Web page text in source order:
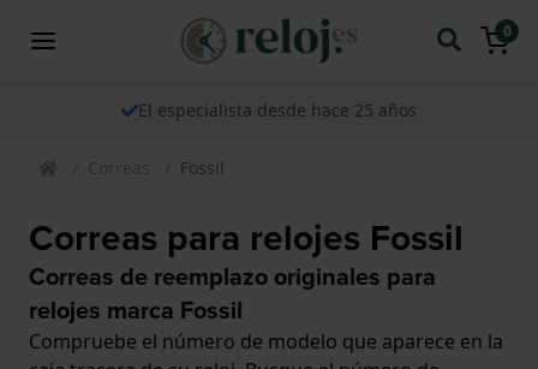
0
El especialista desde hace 25 años
Correas Fossil
Correas para relojes Fossil
Correas de reemplazo originales para
relojes marca Fossil
Compruebe el número de modelo que aparece en la